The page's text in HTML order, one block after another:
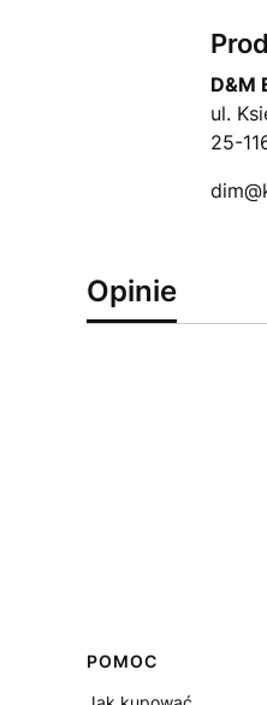
D&M
ul.
25-
Opinie
Linki w stopce
POMOC